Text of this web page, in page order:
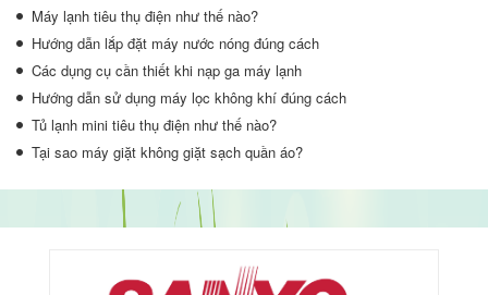
Máy lạnh tiêu thụ điện như thế nào?
Hướng dẫn lắp đặt máy nước nóng đúng cách
Các dụng cụ cần thiết khi nạp ga máy lạnh
Hướng dẫn sử dụng máy lọc không khí đúng cách
Tủ lạnh mini tiêu thụ điện như thế nào?
Tại sao máy giặt không giặt sạch quần áo?